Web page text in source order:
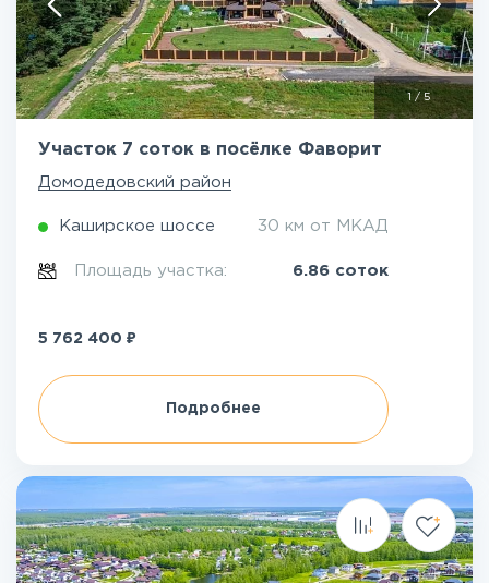
1 / 5
Участок 7 соток в посёлке Фаворит
Домодедовский район
Каширское шоссе 30 км от МКАД
Площадь участка: 6.86 соток
5 762 400 ₽
Подробнее